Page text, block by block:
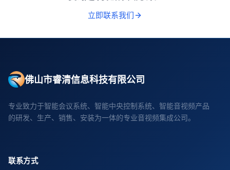
立即联系我们
佛山市睿清信息科技有限公司
专业致力于智能会议系统、智能中央控制系统、智能音视频产品
的研发、生产、销售、安装为一体的专业音视频集成公司。
联系方式